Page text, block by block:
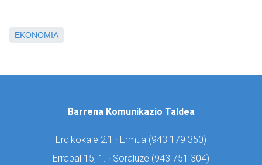
EKONOMIA
Barrena Komunikazio Taldea
Erdikokale 2,1 · Ermua (943 179 350)
Errabal 15, 1. · Soraluze (943 751 304)